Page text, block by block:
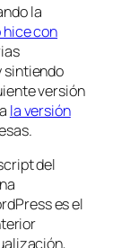
la
hice con
sintiendo
versión
la versión
del
es el